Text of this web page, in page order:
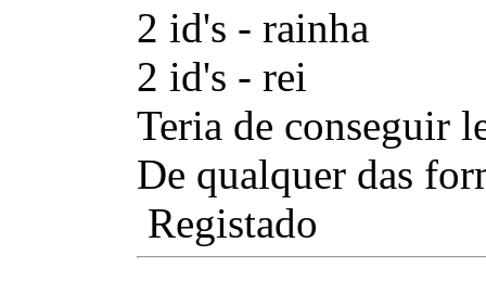
2 id's - rainha
2 id's - rei
Teria de conseguir
De qualquer das
Registado